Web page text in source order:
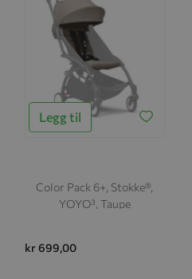
Legg til
Color Pack 6+, Stokke®,
YOYO³, Taupe
kr 699,00